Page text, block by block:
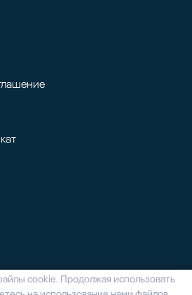
Все права защищены
cookie. Продолжая использовать